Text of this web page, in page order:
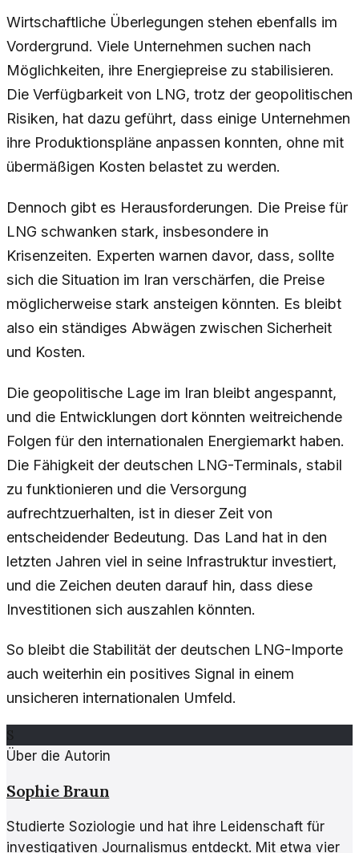
Wirtschaftliche Überlegungen stehen ebenfalls im
Vordergrund. Viele Unternehmen suchen nach
Möglichkeiten, ihre Energiepreise zu stabilisieren.
Die Verfügbarkeit von LNG, trotz der geopolitischen
Risiken, hat dazu geführt, dass einige Unternehmen
ihre Produktionspläne anpassen konnten, ohne mit
übermäßigen Kosten belastet zu werden.
Dennoch gibt es Herausforderungen. Die Preise für
LNG schwanken stark, insbesondere in
Krisenzeiten. Experten warnen davor, dass, sollte
sich die Situation im Iran verschärfen, die Preise
möglicherweise stark ansteigen könnten. Es bleibt
also ein ständiges Abwägen zwischen Sicherheit
und Kosten.
Die geopolitische Lage im Iran bleibt angespannt,
und die Entwicklungen dort könnten weitreichende
Folgen für den internationalen Energiemarkt haben.
Die Fähigkeit der deutschen LNG-Terminals, stabil
zu funktionieren und die Versorgung
aufrechtzuerhalten, ist in dieser Zeit von
entscheidender Bedeutung. Das Land hat in den
letzten Jahren viel in seine Infrastruktur investiert,
und die Zeichen deuten darauf hin, dass diese
Investitionen sich auszahlen könnten.
So bleibt die Stabilität der deutschen LNG-Importe
auch weiterhin ein positives Signal in einem
unsicheren internationalen Umfeld.
S
Über die Autorin
Sophie Braun
Studierte Soziologie und hat ihre Leidenschaft für
investigativen Journalismus entdeckt. Mit etwa vier